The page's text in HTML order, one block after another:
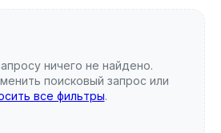
ничего не найдено.
поисковый запрос или
все фильтры.